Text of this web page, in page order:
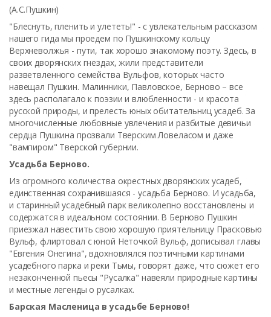
(А.С.Пушкин)
"Блеснуть, пленить и улететь!" - с увлекательным рассказом
нашего гида мы проедем по Пушкинскому кольцу
Верхневолжья - пути, так хорошо знакомому поэту. Здесь, в
своих дворянских гнездах, жили представители
разветвленного семейства Вульфов, которых часто
навещал Пушкин. Малинники, Павловское, Берново – все
здесь располагало к поэзии и влюбленности - и красота
русской природы, и прелесть юных обитательниц усадеб. За
многочисленные любовные увлечения и разбитые девичьи
сердца Пушкина прозвали Тверским Ловеласом и даже
"вампиром" Тверской губернии.
Усадьба Берново.
Из огромного количества окрестных дворянских усадеб,
единственная сохранившаяся - усадьба Берново. И усадьба,
и старинный усадебный парк великолепно восстановлены и
содержатся в идеальном состоянии. В Берново Пушкин
приезжал навестить свою хорошую приятельницу Прасковью
Вульф, флиртовал с юной Неточкой Вульф, дописывал главы
"Евгения Онегина", вдохновлялся поэтичными картинами
усадебного парка и реки Тьмы, говорят даже, что сюжет его
незаконченной пьесы "Русалка" навеяли природные картины
и местные легенды о русалках.
Барская Масленица в усадьбе Берново!